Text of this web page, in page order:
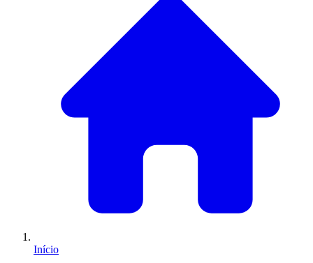
Início